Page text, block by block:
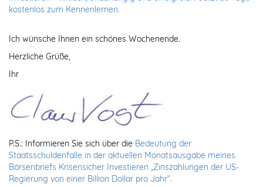
kostenlos zum Kennenlernen.
Ich wünsche Ihnen ein schönes Wochenende.
Herzliche Grüße,
Ihr
P.S.: Informieren Sie sich über die Bedeutung der
Staatsschuldenfalle in der aktuellen Monatsausgabe meines
Börsenbriefs Krisensicher Investieren „Zinszahlungen der US-
Regierung von einer Billion Dollar pro Jahr“.